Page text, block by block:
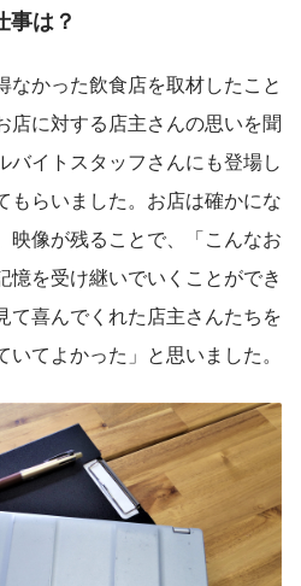
事は？
なかった飲食店を取材したこと
店に対する店主さんの思いを聞
バイトスタッフさんにも登場し
もらいました。お店は確かにな
映像が残ることで、「こんなお
憶を受け継いでいくことができ
て喜んでくれた店主さんたちを
てよかった」と思いました。